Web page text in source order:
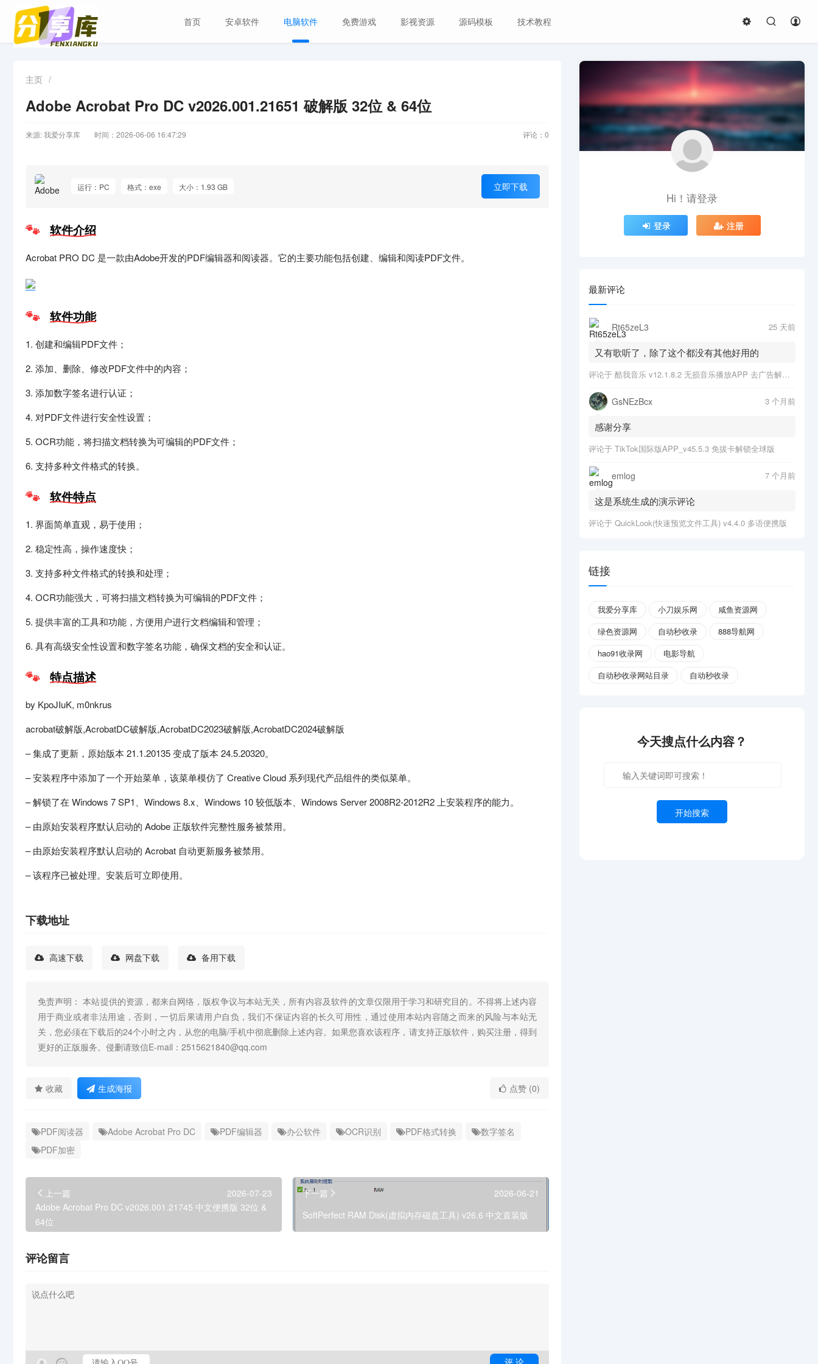
首页 安卓软件 电脑软件 免费游戏 影视资源 源码模板 技术教程
主页 /
Adobe Acrobat Pro DC v2026.001.21651 破解版 32位 & 64位
来源: 我爱分享库 时间：2026-06-06 16:47:29 评论： 0
运行：PC 格式：exe 大小：1.93 GB 立即下载
软件介绍
Acrobat PRO DC 是一款由Adobe开发的PDF编辑器和阅读器。它的主要功能包括创建、编辑和阅读PDF文件。
软件功能
1. 创建和编辑PDF文件；
2. 添加、删除、修改PDF文件中的内容；
3. 添加数字签名进行认证；
4. 对PDF文件进行安全性设置；
5. OCR功能，将扫描文档转换为可编辑的PDF文件；
6. 支持多种文件格式的转换。
软件特点
1. 界面简单直观，易于使用；
2. 稳定性高，操作速度快；
3. 支持多种文件格式的转换和处理；
4. OCR功能强大，可将扫描文档转换为可编辑的PDF文件；
5. 提供丰富的工具和功能，方便用户进行文档编辑和管理；
6. 具有高级安全性设置和数字签名功能，确保文档的安全和认证。
特点描述
by KpoJIuK, m0nkrus
acrobat破解版,AcrobatDC破解版,AcrobatDC2023破解版,AcrobatDC2024破解版
– 集成了更新，原始版本 21.1.20135 变成了版本 24.5.20320。
– 安装程序中添加了一个开始菜单，该菜单模仿了 Creative Cloud 系列现代产品组件的类似菜单。
– 解锁了在 Windows 7 SP1、Windows 8.x、Windows 10 较低版本、Windows Server 2008R2-2012R2 上安装程序的能力。
– 由原始安装程序默认启动的 Adobe 正版软件完整性服务被禁用。
– 由原始安装程序默认启动的 Acrobat 自动更新服务被禁用。
– 该程序已被处理。安装后可立即使用。
下载地址
高速下载 网盘下载 备用下载
免责声明： 本站提供的资源，都来自网络，版权争议与本站无关，所有内容及软件的文章仅限用于学习和研究目的。不得将上述内容
用于商业或者非法用途，否则，一切后果请用户自负，我们不保证内容的长久可用性，通过使用本站内容随之而来的风险与本站无
关，您必须在下载后的24个小时之内，从您的电脑/手机中彻底删除上述内容。如果您喜欢该程序，请支持正版软件，购买注册，得到
更好的正版服务。侵删请致信E-mail：2515621840@qq.com
收藏 生成海报 点赞 (0)
PDF阅读器 Adobe Acrobat Pro DC PDF编辑器 办公软件 OCR识别 PDF格式转换
数字签名
PDF加密
上一篇
2026-07-23
Adobe Acrobat Pro DC v2026.001.21745 中文便携版 32位 &
64位
下一篇
2026-06-21
SoftPerfect RAM Disk(虚拟内存磁盘工具) v26.6 中文直装版
评论留言
Hi！请登录
登录 注册
最新评论
Rt65zeL3 25 天前
又有歌听了，除了这个都没有其他好用的
评论于 酷我音乐 v12.1.8.2 无损音乐播放APP 去广告解锁会员版
GsNEzBcx 3 个月前
感谢分享
评论于 TikTok国际版APP_v45.5.3 免拔卡解锁全球版
emlog 7 个月前
这是系统生成的演示评论
评论于 QuickLook(快速预览文件工具) v4.4.0 多语便携版
链接
我爱分享库 小刀娱乐网
咸鱼资源网
绿色资源网
自动秒收录
888导航网
hao91收录网
电影导航
自动秒收录网站目录
自动秒收录
今天搜点什么内容？
开始搜索